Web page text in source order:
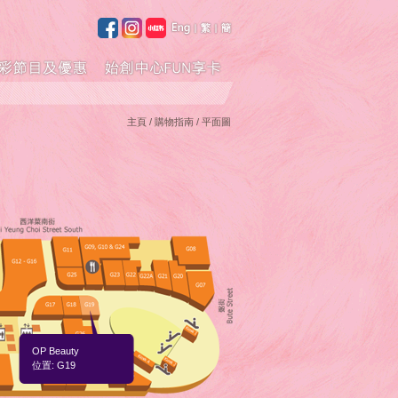
主頁 / 購物指南 / 平面圖
OP Beauty
位置: G19